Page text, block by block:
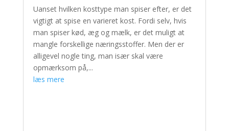
Uanset hvilken kosttype man spiser efter, er det
vigtigt at spise en varieret kost. Fordi selv, hvis
man spiser kød, æg og mælk, er det muligt at
mangle forskellige næringsstoffer. Men der er
alligevel nogle ting, man især skal være
opmærksom på,...
læs mere